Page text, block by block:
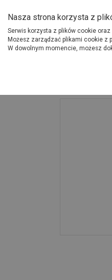
Nasza strona korzysta z
Serwis korzysta z plików cookie
Możesz zarządzać plikami cookie z
W dowolnym momencie, możesz